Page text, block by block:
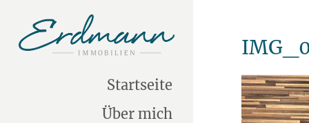
Startseite
Über mich